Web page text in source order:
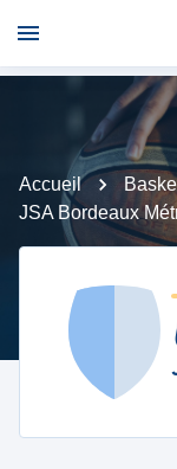
Accueil
JSA Bordeaux